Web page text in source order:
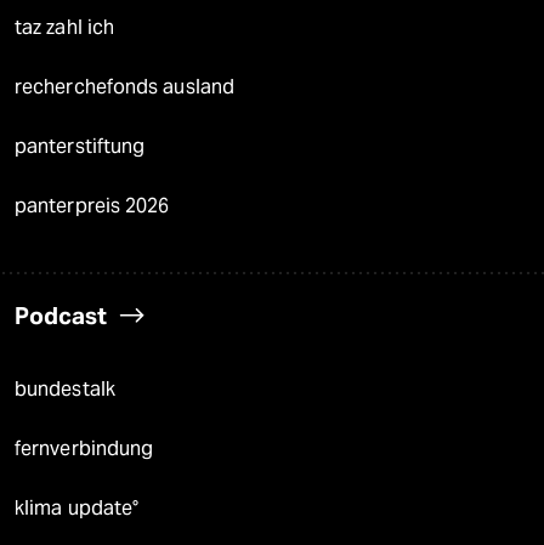
taz zahl ich
recherchefonds ausland
panterstiftung
panterpreis 2026
Podcast
bundestalk
fernverbindung
klima update°